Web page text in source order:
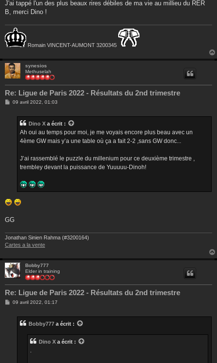
J'ai tappé l'un des plus beaux rires débiles de ma vie au millieu du RER
B, merci Dino !
Romain VINCENT-AUMONT 3200345
synesios
Methuselah
Re: Ligue de Paris 2022 - Résultats du 2nd trimestre
M09 avril 2022, 01:03
Dino X a écrit :
Ah oui au temps pour moi, je me voyais encore plus beau avec un
4ème GW mais y’a une table où ça a fait 2-2 ,sans GW donc...
J’ai rassemblé le puzzle du millenium pour ce deuxième trimestre ,
trembley devant la puissance de Yuuuuu-Dinoh!
GG
Jonathan Sinien Rahma (#3200164)
Cartes a la vente
Bobby777
Elder in training
Re: Ligue de Paris 2022 - Résultats du 2nd trimestre
M09 avril 2022, 01:17
Bobby777 a écrit :
Dino X a écrit :